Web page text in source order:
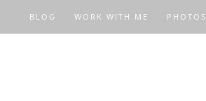
BLOG WORK WITH ME PHOTOS